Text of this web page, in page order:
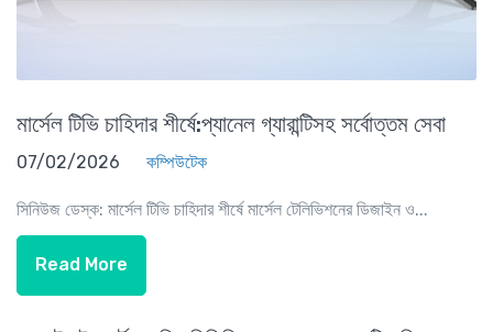
মার্সেল টিভি চাহিদার শীর্ষে:প্যানেল গ্যারান্টিসহ সর্বোত্তম সেবা
07/02/2026 কম্পিউটেক
সিনিউজ ডেস্ক: মার্সেল টিভি চাহিদার শীর্ষে মার্সেল টেলিভিশনের ডিজাইন ও...
Read More